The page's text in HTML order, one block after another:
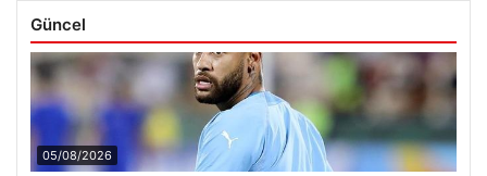
Güncel
05/08/2026